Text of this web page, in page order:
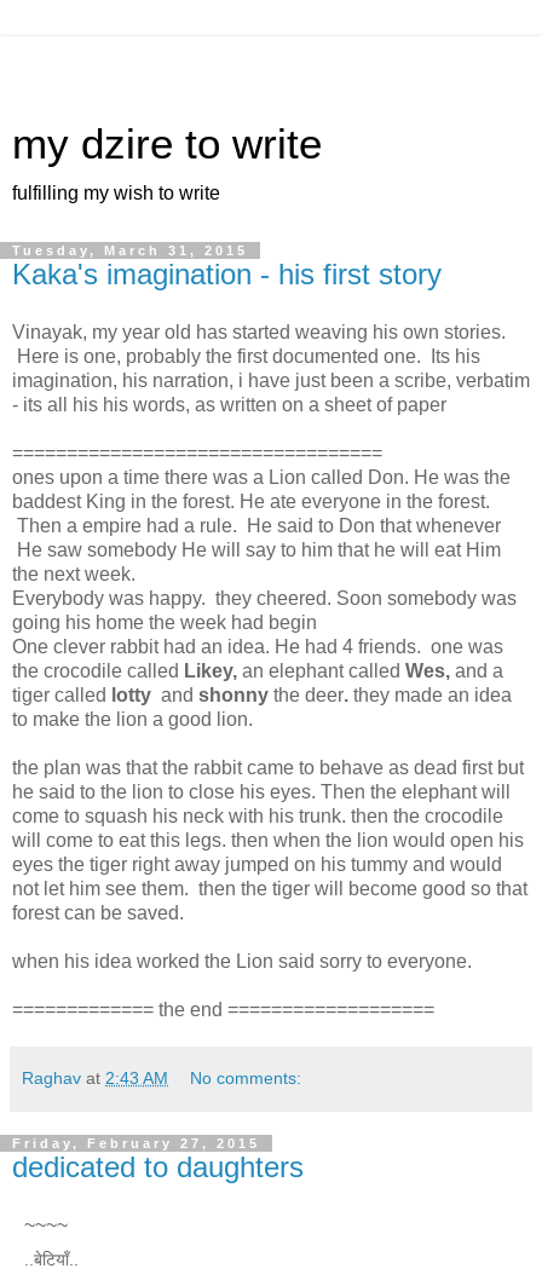
my dzire to write
fulfilling my wish to write
Tuesday, March 31, 2015
Kaka's imagination - his first story
Vinayak, my year old has started weaving his own stories.
Here is one, probably the first documented one. Its his
imagination, his narration, i have just been a scribe, verbatim
- its all his his words, as written on a sheet of paper
==================================
ones upon a time there was a Lion called Don. He was the
baddest King in the forest. He ate everyone in the forest.
Then a empire had a rule. He said to Don that whenever
He saw somebody He will say to him that he will eat Him
the next week.
Everybody was happy. they cheered. Soon somebody was
going his home the week had begin
One clever rabbit had an idea. He had 4 friends. one was
the crocodile called Likey, an elephant called Wes, and a
tiger called lotty and shonny the deer. they made an idea
to make the lion a good lion.
the plan was that the rabbit came to behave as dead first but
he said to the lion to close his eyes. Then the elephant will
come to squash his neck with his trunk. then the crocodile
will come to eat this legs. then when the lion would open his
eyes the tiger right away jumped on his tummy and would
not let him see them. then the tiger will become good so that
forest can be saved.
when his idea worked the Lion said sorry to everyone.
============= the end ===================
Raghav at 2:43 AM No comments:
Friday, February 27, 2015
dedicated to daughters
~~~~
..बेटियाँ..